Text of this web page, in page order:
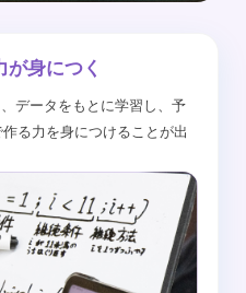
身につく
データをもとに学習し、予
る力を身につけることが出